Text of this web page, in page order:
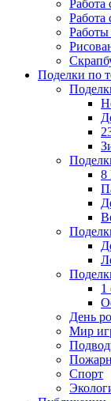
Работа
Работа
Работы
Поделки по
8
1
День
Мир
Спорт